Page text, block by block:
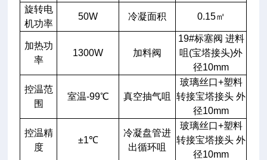
旋转电
机功率
50W 冷凝面积 0.15㎡
加热功
率
1300W 加料阀
19#标塞阀 进料
咀(宝塔接头)外
径10mm
控温范
围
室温-99℃ 真空抽气咀
玻璃丝口+塑料
转接宝塔接头 外
径10mm
控温精
度
±1℃
冷凝盘管进
出循环咀
玻璃丝口+塑料
转接宝塔接头 外
径10mm